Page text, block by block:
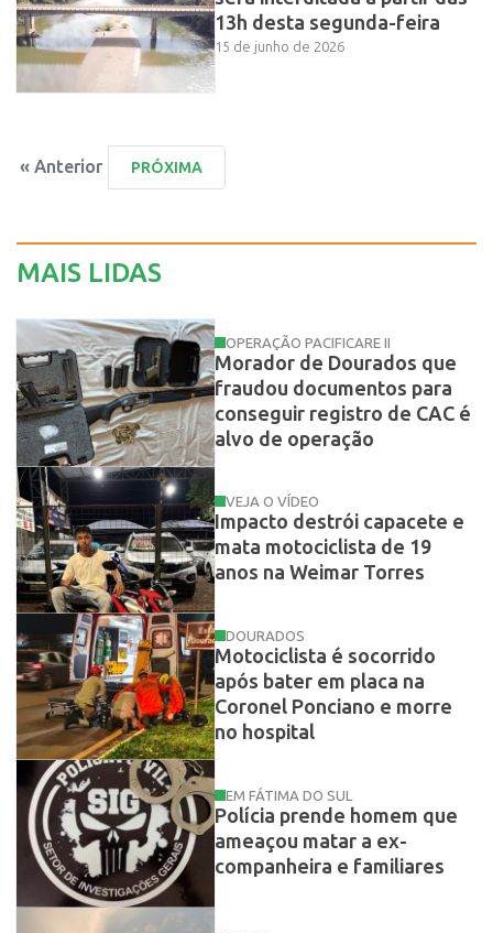
13h desta segunda-feira
15 de junho de 2026
« Anterior
MAIS LIDAS
OPERAÇÃO PACIFICARE II
Morador de Dourados que
fraudou documentos para
conseguir registro de CAC é
alvo de operação
VEJA O VÍDEO
Impacto destrói capacete e
mata motociclista de 19
anos na Weimar Torres
DOURADOS
Motociclista é socorrido
após bater em placa na
Coronel Ponciano e morre
no hospital
EM FÁTIMA DO SUL
Polícia prende homem que
ameaçou matar a ex-
companheira e familiares